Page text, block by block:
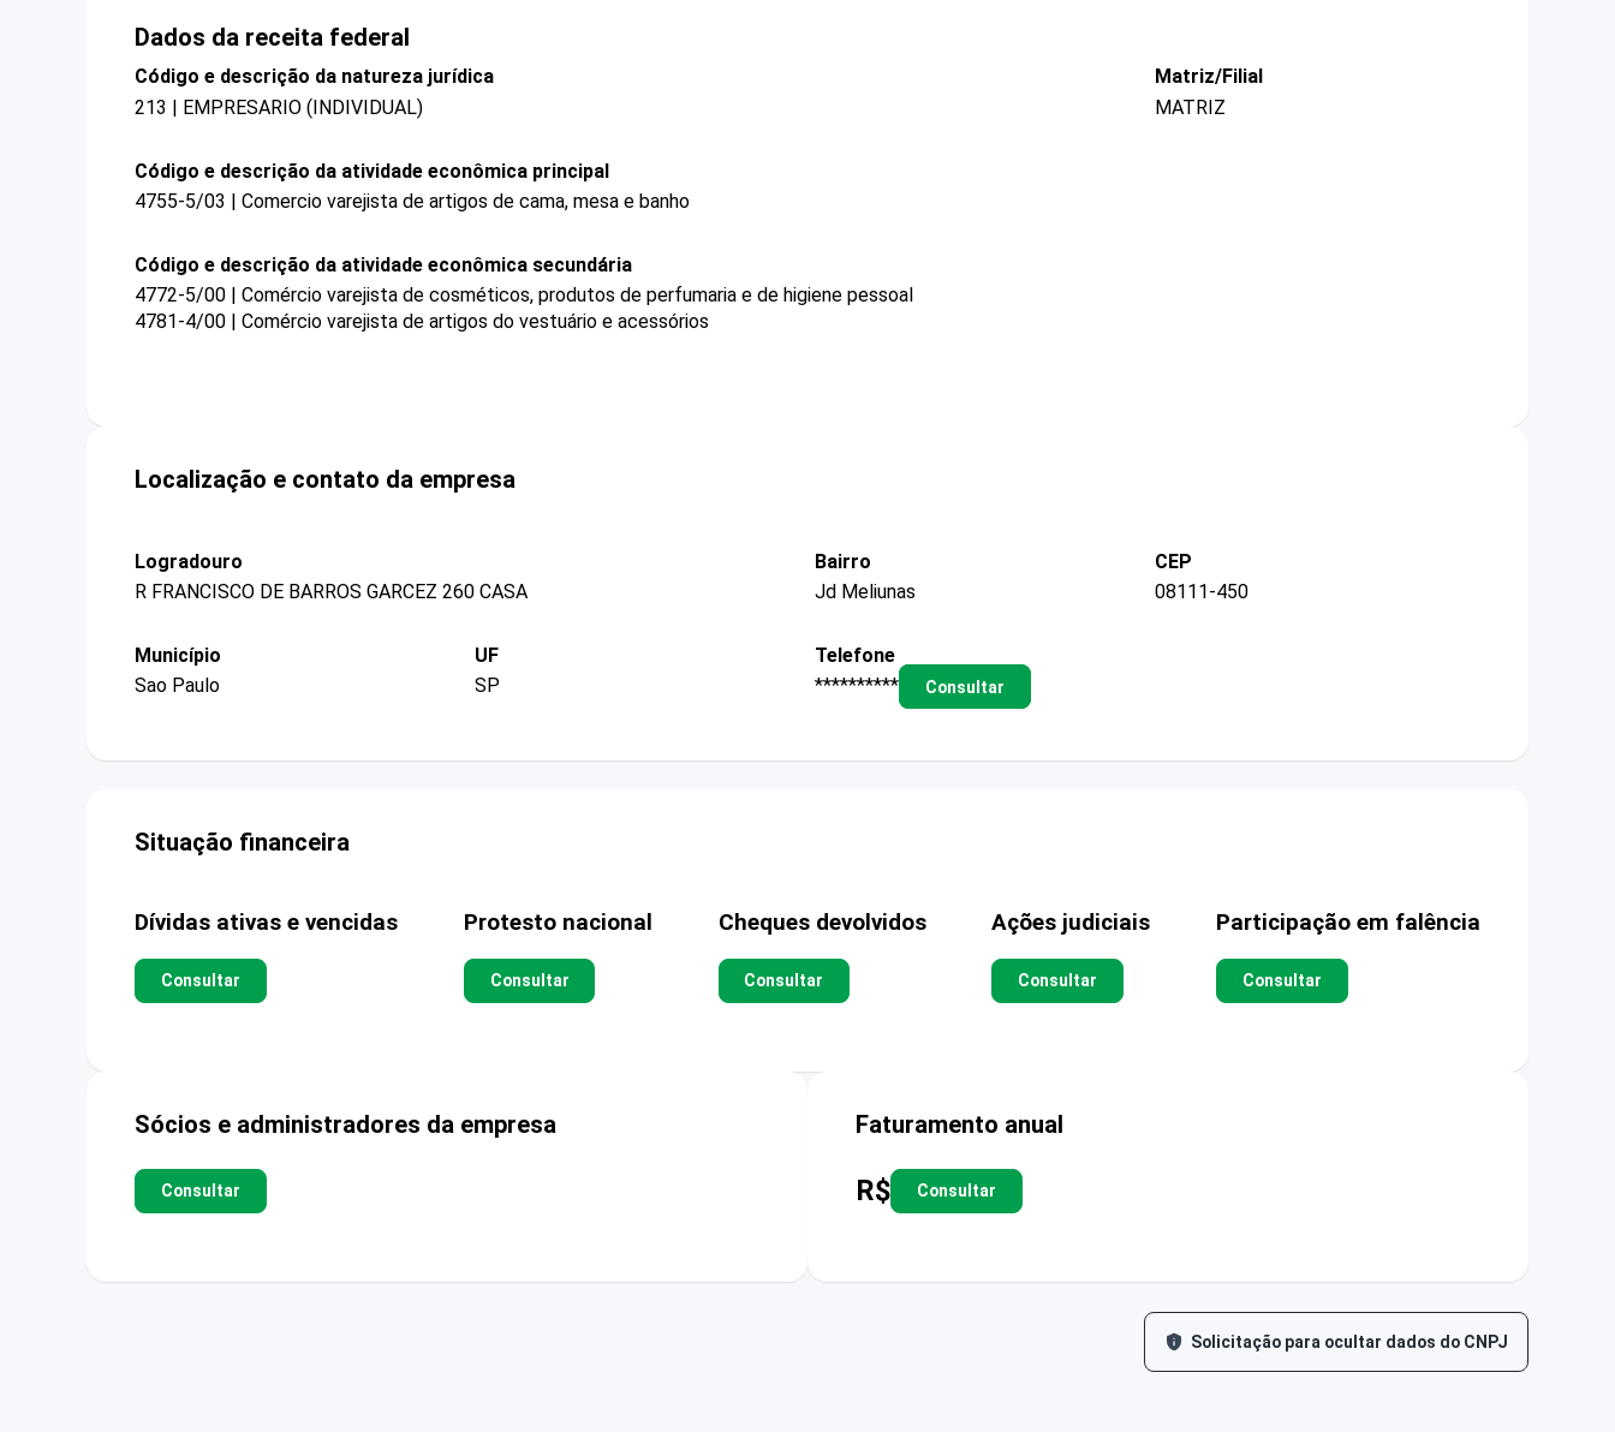
Dados da receita federal
Código e descrição da natureza jurídica
213 | EMPRESARIO (INDIVIDUAL)
Matriz/Filial
MATRIZ
Código e descrição da atividade econômica principal
4755-5/03 | Comercio varejista de artigos de cama, mesa e banho
Código e descrição da atividade econômica secundária
4772-5/00 | Comércio varejista de cosméticos, produtos de perfumaria e de higiene pessoal
4781-4/00 | Comércio varejista de artigos do vestuário e acessórios
Localização e contato da empresa
Logradouro
R FRANCISCO DE BARROS GARCEZ 260 CASA
Bairro
Jd Meliunas
CEP
08111-450
Município
Sao Paulo
UF
SP
Telefone
**********
Consultar
Situação financeira
Dívidas ativas e vencidas
Consultar
Protesto nacional
Consultar
Cheques devolvidos
Consultar
Ações judiciais
Consultar
Participação em falência
Consultar
Sócios e administradores da empresa
Consultar
Faturamento anual
R$ Consultar
Solicitação para ocultar dados do CNPJ